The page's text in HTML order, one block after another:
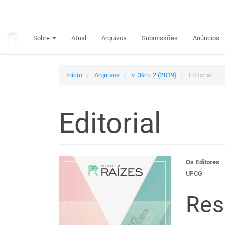
principal
Sobre Atual Arquivos Submissões Anúncios
Início Arquivos v. 39 n. 2 (2019) Editorial
Editorial
Barra
lateral
do
Os Editores
UFCG